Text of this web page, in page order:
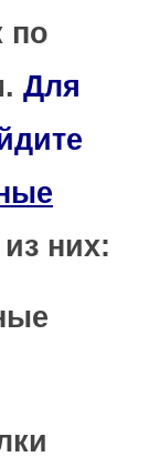
по
Для
них: